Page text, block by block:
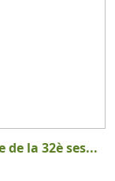
la 32è ses...